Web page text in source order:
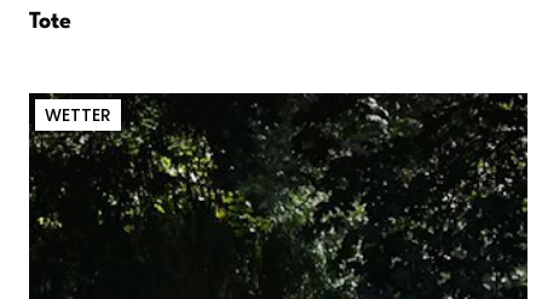
Tote
WETTER